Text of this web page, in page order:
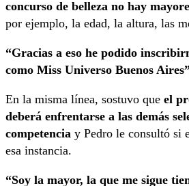
concurso de belleza no hay
por ejemplo, la edad, la altura, las
“Gracias a eso he podido
como Miss Universo Buenos
En la misma línea, sostuvo que el
deberá enfrentarse a las demás
competencia y Pedro le consultó si
esa instancia.
“Soy la mayor, la que me sigue